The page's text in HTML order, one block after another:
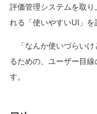
評価管理システムを取
れる「使いやすいUI」を
「なんか使いづらいけ
るための、ユーザー目
す。